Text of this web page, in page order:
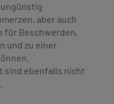
aber auch
für Beschwerden,
und zu einer
sind ebenfalls nicht